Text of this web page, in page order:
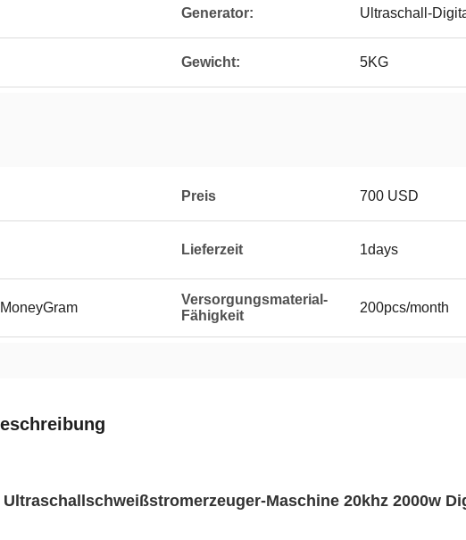
Generator: Ultraschall-
Gewicht: 5KG
Preis 700 USD
Lieferzeit 1days
Versorgungsmaterial-
Fähigkeit
200pcs/month
Ultraschallschweißstromerzeuger-Maschine 20khz 2000w